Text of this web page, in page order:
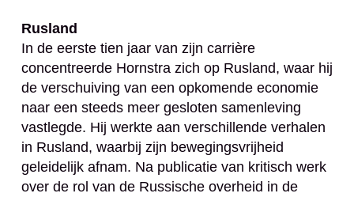
Rusland
In de eerste tien jaar van zijn carrière
concentreerde Hornstra zich op Rusland, waar hij
de verschuiving van een opkomende economie
naar een steeds meer gesloten samenleving
vastlegde. Hij werkte aan verschillende verhalen
in Rusland, waarbij zijn bewegingsvrijheid
geleidelijk afnam. Na publicatie van kritisch werk
over de rol van de Russische overheid in de